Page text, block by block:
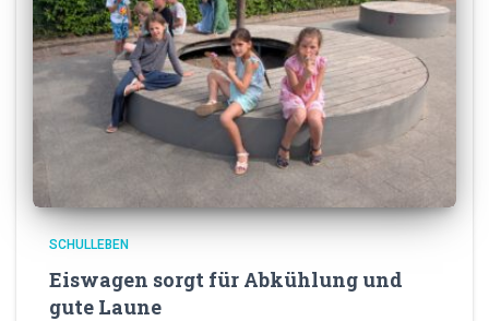
SCHULLEBEN
Eiswagen sorgt für Abkühlung und
gute Laune